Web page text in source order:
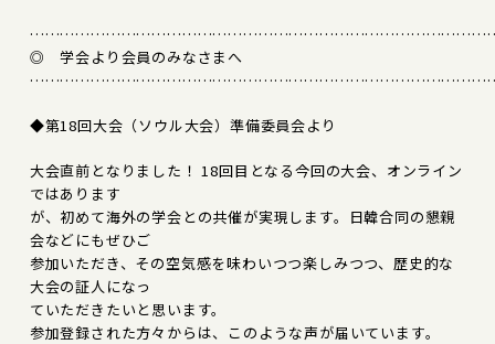
◎ 学会より会員のみなさまへ
◆第18回大会（ソウル大会）準備委員会より
大会直前となりました！ 18回目となる今回の大会、オンライン
ではあります
が、初めて海外の学会との共催が実現します。日韓合同の懇親
会などにもぜひご
参加いただき、その空気感を味わいつつ楽しみつつ、歴史的な
大会の証人になっ
ていただきたいと思います。
参加登録された方々からは、このような声が届いています。